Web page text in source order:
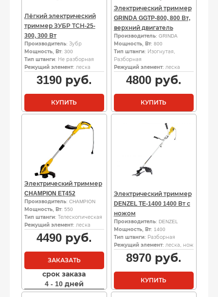
Лёгкий электрический
триммер ЗУБР ТСН-25-
300, 300 Вт
Производитель: Зубр
Мощность, Вт: 300
Тип штанги: Не разборная
Режущий элемент: леска
3190руб.
КУПИТЬ
Электрический триммер
GRINDA GGTP-800, 800 Вт,
верхний двигатель
Производитель: GRINDA
Мощность, Вт: 800
Тип штанги: Изогнутая,
Разборная
Режущий элемент: леска
4800руб.
КУПИТЬ
Электрический триммер
CHAMPION ET452
Производитель: CHAMPION
Мощность, Вт: 550
Тип штанги: Телескопическая
Режущий элемент: леска
4490руб.
ЗАКАЗАТЬ
срок заказа
4 - 10 дней
Электрический триммер
DENZEL TE-1400 1400 Вт с
ножом
Производитель: DENZEL
Мощность, Вт: 1400
Тип штанги: Разборная
Режущий элемент: леска, нож
8970руб.
КУПИТЬ